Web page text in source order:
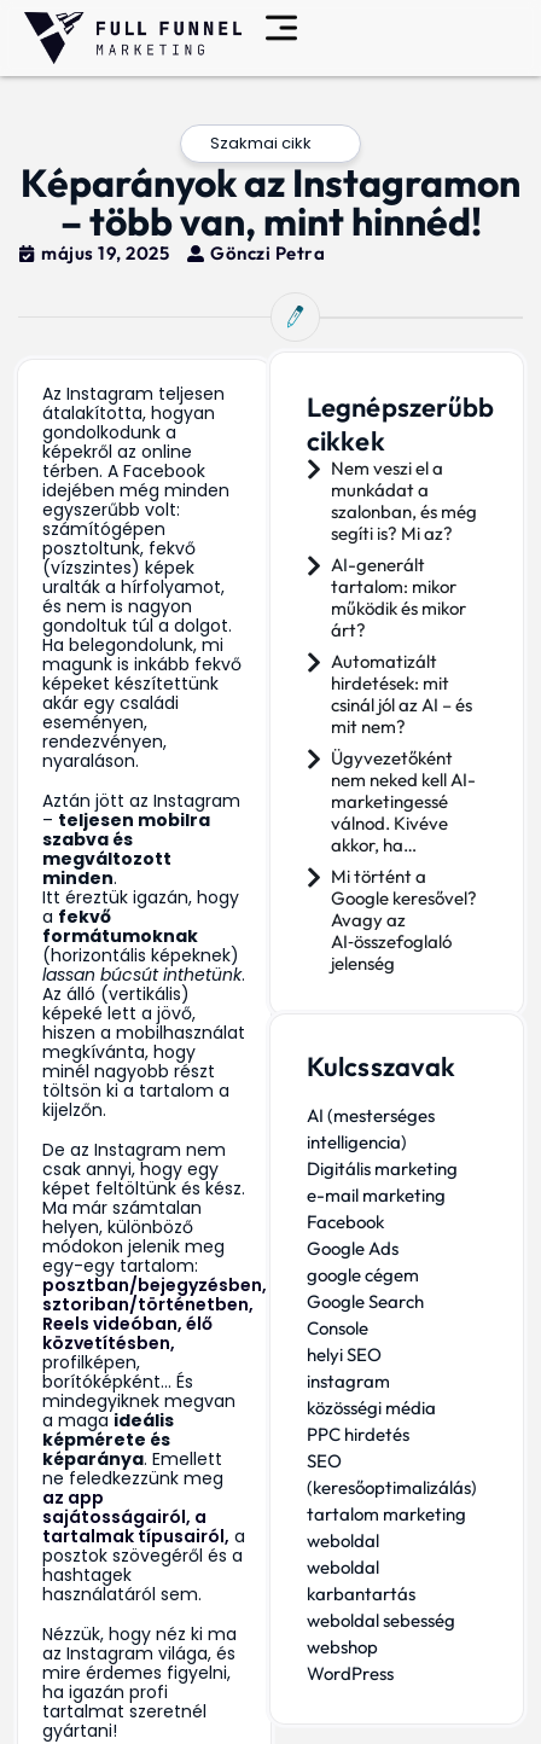
Szakmai cikk
Képarányok az Instagramon
– több van, mint hinnéd!
május 19, 2025 Gönczi Petra
Az Instagram teljesen
átalakította, hogyan
gondolkodunk a
képekről az online
térben. A Facebook
idejében még minden
egyszerűbb volt:
számítógépen
posztoltunk, fekvő
(vízszintes) képek
uralták a hírfolyamot,
és nem is nagyon
gondoltuk túl a dolgot.
Ha belegondolunk, mi
magunk is inkább fekvő
képeket készítettünk
akár egy családi
eseményen,
rendezvényen,
nyaraláson.
Aztán jött az Instagram
– teljesen mobilra
szabva és
megváltozott
minden.
Itt éreztük igazán, hogy
a fekvő
formátumoknak
(horizontális képeknek)
lassan búcsút inthetünk.
Az álló (vertikális)
képeké lett a jövő,
hiszen a mobilhasználat
megkívánta, hogy
minél nagyobb részt
töltsön ki a tartalom a
kijelzőn.
De az Instagram nem
csak annyi, hogy egy
képet feltöltünk és kész.
Ma már számtalan
helyen, különböző
módokon jelenik meg
egy-egy tartalom:
posztban/bejegyzésben,
sztoriban/történetben,
Reels videóban, élő
közvetítésben,
profilképen,
borítóképként… És
mindegyiknek megvan
a magaideális
képmérete és
képaránya. Emellett
ne feledkezzünk meg
az app
sajátosságairól, a
tartalmak típusairól, a
posztok szövegéről és a
hashtagek
használatáról sem.
Nézzük, hogy néz ki ma
az Instagram világa, és
mire érdemes figyelni,
ha igazán profi
tartalmat szeretnél
gyártani!
Legnépszerűbb
cikkek
Nem veszi el a
munkádat a
szalonban, és még
segíti is? Mi az?
AI-generált
tartalom: mikor
működik és mikor
árt?
Automatizált
hirdetések: mit
csinál jól az AI – és
mit nem?
Ügyvezetőként
nem neked kell AI-
marketingessé
válnod. Kivéve
akkor, ha…
Mi történt a
Google keresővel?
Avagy az
AI‑összefoglaló
jelenség
Kulcsszavak
AI (mesterséges
intelligencia)
Digitális marketing
e-mail marketing
Facebook
Google Ads
google cégem
Google Search
Console
helyi SEO
instagram
közösségi média
PPC hirdetés
SEO
(keresőoptimalizálás)
tartalom marketing
weboldal
weboldal
karbantartás
weboldal sebesség
webshop
WordPress